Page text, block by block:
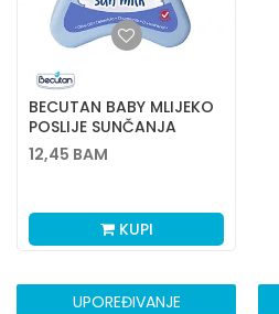
BECUTAN BABY MLIJEKO
POSLIJE SUNČANJA
175ML
12,45 BAM
KUPI
UPOREĐIVANJE